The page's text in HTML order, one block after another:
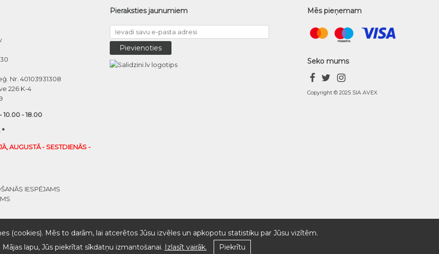
Nr. 40103931308
226 K-4
10.00 - 18.00
*
AUGUSTĀ - SESTDIENĀS -
IESPĒJAMS
Pieraksties jaunumiem Mēs pieņemam
Seko mums
Copyright © 2025 SIA AVEX
(cookies). Mēs to darām, lai atcerētos Jūsu izvēles un apkopotu statistiku par Jūsu vizītēm.
lapu, Jūs piekrītat sīkdatņu izmantošanai. Izlasīt vairāk. Piekrītu